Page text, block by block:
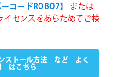
ーコードROBO7】
または
イセンスをあらためてご検
ストール方法 など よく
はこちら